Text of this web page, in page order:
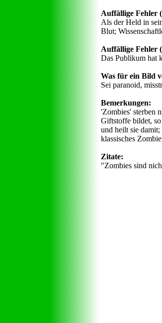
Auffällige Fehler
Als der Held in
Blut;
Auffällige Fehler
Das Publikum hat
Was für ein Bild
Sei paranoid,
Bemerkungen:
'Zombies' sterben
Giftstoffe bildet, so
und heilt sie
klassisches
Zitate:
"Zombies sind